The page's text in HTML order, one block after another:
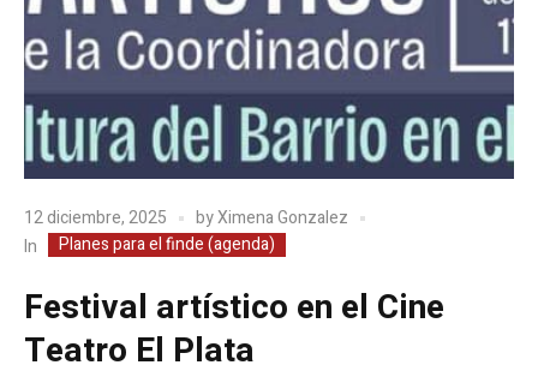
12 diciembre, 2025 byXimena Gonzalez
In
Planes para el finde (agenda)
Festival artístico en el Cine
Teatro El Plata